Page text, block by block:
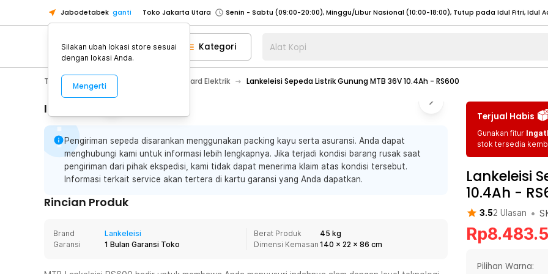
Jabodetabek ganti Toko Jakarta Utara
Toko Tangerang
Toko Cikupa
Pick n Go Jakarta Barat
Senin - Jumat (07:00 - 20:00), Sabtu - Minggu (08:00 - 20:00), Tutup pada Idul Fitri
Pick n Go Bekasi
Senin - Jumat (08:00 - 20:00), Sabtu - Minggu/ Libur Nasional (08:00 - 17:00)
Senin - Jumat (08:00 - 20:00), Sabtu - Minggu/ Libur Nasional (08:00 - 17:00) Selengkapnya
Senin - Sabtu (09:00-20:00), Minggu/Libur Nasional (12:00-20:00), Tutup pada Idul Fitri
Toko Jakarta Barat
Senin - Sabtu (09:00-20:00), Minggu/Libur Nasional (12:00-20:00), Tutup pada Idul Fitri
Toko Jakarta Utara
Toko Tangerang
Senin - Jumat (07:00 - 20:00), Sabtu - Minggu (08:00 - 20:00), Tutup pada Idul Fitri
Senin - Jumat (08:00 - 20:00), Sabtu - Minggu/ Libur Nasional (08:00 - 17:00) Selengkapnya
Kategori Alat Kopi
Toys, Kids & Baby Skuter & Skateboard Elektrik Lankeleisi Sepeda Listrik Gunung MTB 36V 10.4Ah - RS600
Informasi Penting
Pengiriman sepeda disarankan menggunakan packing kayu serta asuransi. Anda dapat
menghubungi kami untuk informasi lebih lengkapnya. Jika terjadi kondisi barang rusak saat
pengiriman dari pihak ekspedisi, kami tidak dapat menerima klaim atas kondisi tersebut.
Informasi terkait service akan tertera di kartu garansi yang Anda dapatkan.
Rincian Produk
Brand
Lankeleisi
Garansi
1 Bulan Garansi Toko
Berat Produk
45 kg
Dimensi Kemasan 140 x 22 x 86 cm
Terjual Habis
Gunakan fitur
stok tersedia
Lankeleisi
10.4Ah -
3.52 Ulasan •
Rp
Pilihan Warna:
Silakan ubah lokasi store sesuai
dengan lokasi Anda.
Mengerti